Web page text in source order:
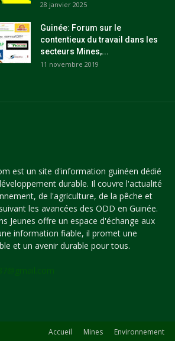
28 janvier 2025
Guinée: Forum sur le
contentieux du travail dans les
secteurs Mines,...
11 novembre 2019
est un site d'information guinéen dédié
durable. Il couvre l'actualité
de l'agriculture, de la pêche et
les avancées des ODD en Guinée.
Jeunes offre un espace d'échange aux
information fiable, il promet une
et un avenir durable pour tous.
Accueil Mines Environnement